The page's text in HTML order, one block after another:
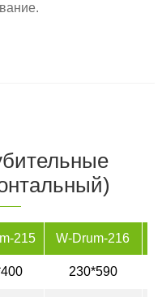
215 W-Drum-216
230*590